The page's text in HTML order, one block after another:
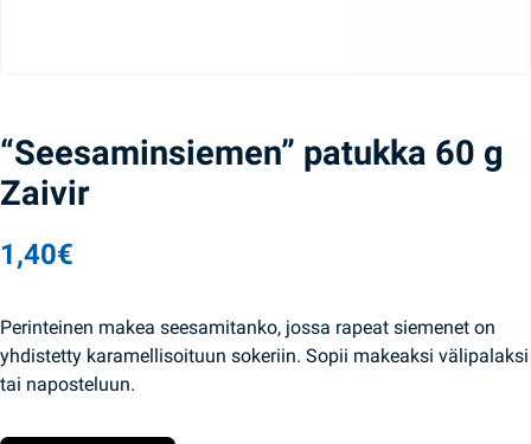
“Seesaminsiemen” patukka 60 g
Zaivir
1,40€
Perinteinen makea seesamitanko, jossa rapeat siemenet on
yhdistetty karamellisoituun sokeriin. Sopii makeaksi välipalaksi
tai naposteluun.